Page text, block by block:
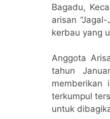
Bagadu,
arisan
kerbau yang
Anggota
tahun
terkumpul
untuk